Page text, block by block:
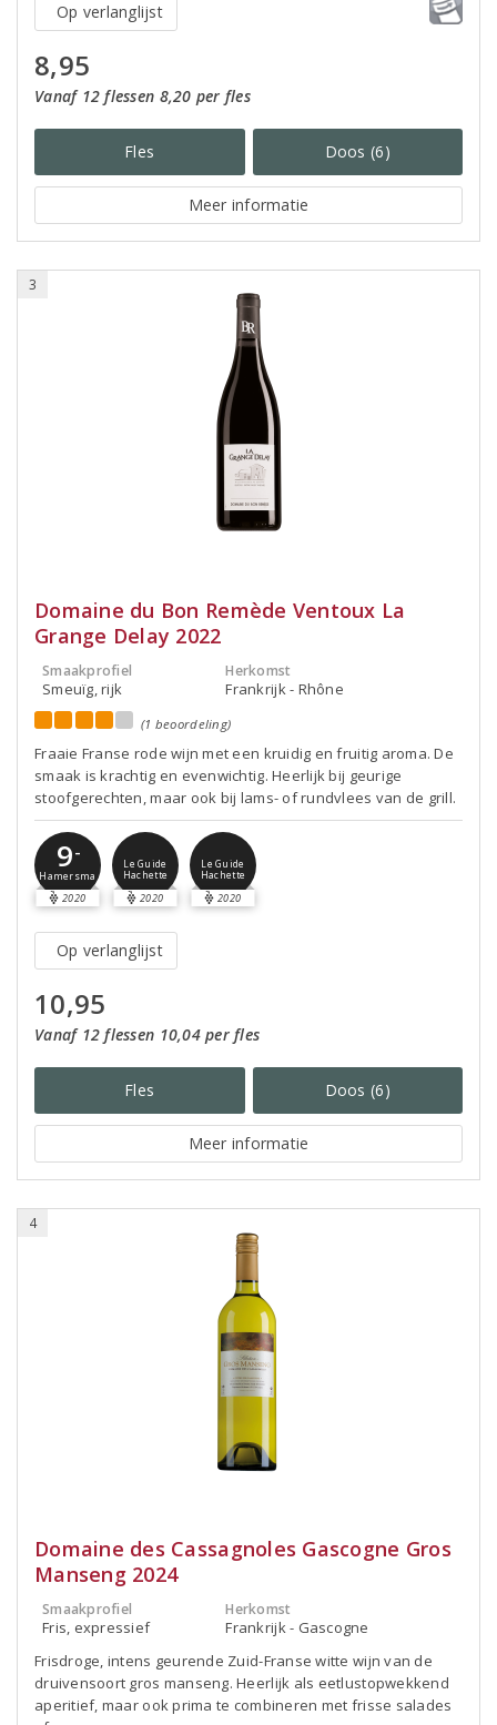
Op verlanglijst
8,95
Vanaf 12 flessen 8,20 per fles
Fles Doos (6)
Meer informatie
3
Domaine du Bon Remède Ventoux La
Grange Delay 2022
Smaakprofiel
Smeuïg, rijk
Herkomst
Frankrijk - Rhône
(1 beoordeling)
Fraaie Franse rode wijn met een kruidig en fruitig aroma. De
smaak is krachtig en evenwichtig. Heerlijk bij geurige
stoofgerechten, maar ook bij lams- of rundvlees van de grill.
9-
Hamersma
2020
Le Guide
Hachette
2020
Le Guide
Hachette
2020
Op verlanglijst
10,95
Vanaf 12 flessen 10,04 per fles
Fles Doos (6)
Meer informatie
4
Domaine des Cassagnoles Gascogne Gros
Manseng 2024
Smaakprofiel
Fris, expressief
Herkomst
Frankrijk - Gascogne
Frisdroge, intens geurende Zuid-Franse witte wijn van de
druivensoort gros manseng. Heerlijk als eetlustopwekkend
aperitief, maar ook prima te combineren met frisse salades